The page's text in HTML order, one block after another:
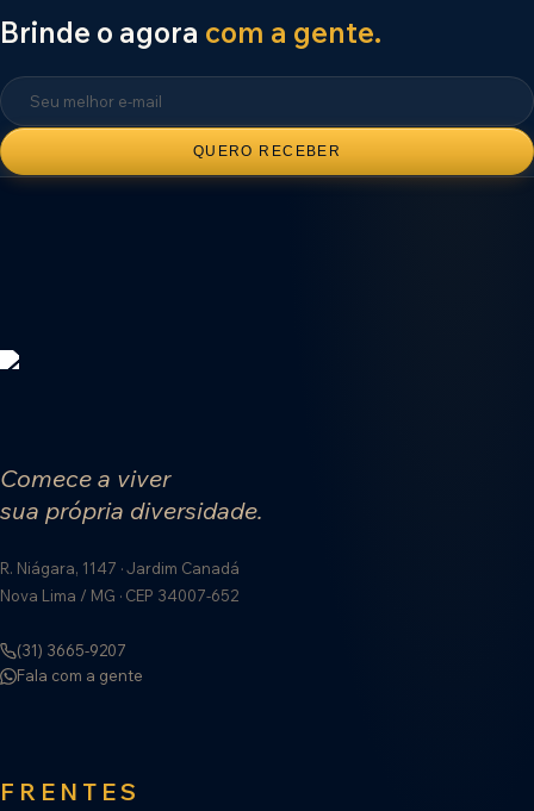
Brinde o agora com a gente.
QUERO RECEBER
Comece a viver
sua própria diversidade.
R. Niágara, 1147 · Jardim Canadá
Nova Lima / MG · CEP 34007-652
(31) 3665-9207
Fala com a gente
FRENTES